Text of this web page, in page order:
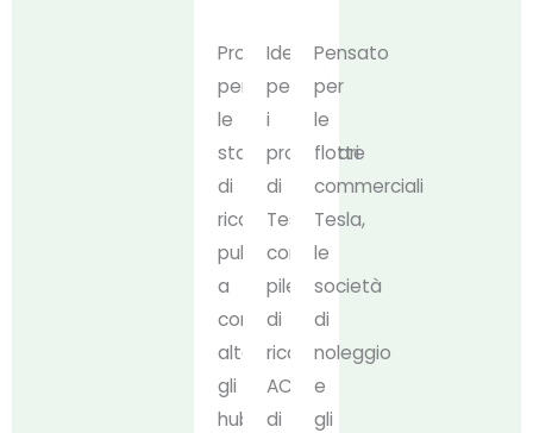
Progettato
per
le
stazioni
di
ricarica
pubbliche
a
corrente
alternata,
gli
hub
Ideale
per
i
proprietari
di
Tesla
con
pile
di
ricarica
AC
di
Pensato
per
le
flotte
commerciali
Tesla,
le
società
di
noleggio
e
gli